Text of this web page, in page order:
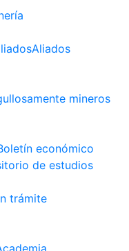
Aliados
mineros
económico
de estudios
trámite